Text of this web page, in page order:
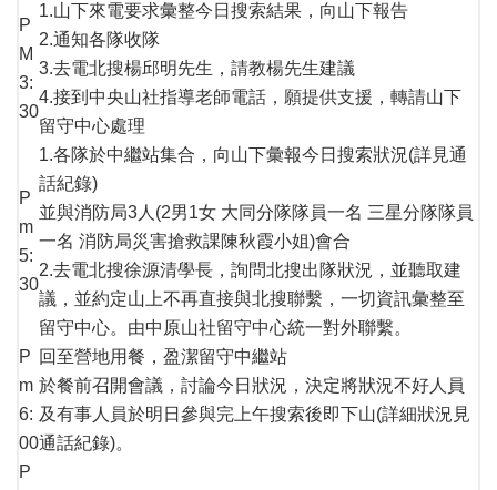
P
M
3:
30
1.山下來電要求彙整今日搜索結果，向山下報告
2.通知各隊收隊
3.去電北搜楊邱明先生，請教楊先生建議
4.接到中央山社指導老師電話，願提供支援，轉請山下
留守中心處理
P
m
5:
30
1.各隊於中繼站集合，向山下彙報今日搜索狀況(詳見通
話紀錄)
並與消防局3人(2男1女 大同分隊隊員一名 三星分隊隊員
一名 消防局災害搶救課陳秋霞小姐)會合
2.去電北搜徐源清學長，詢問北搜出隊狀況，並聽取建
議，並約定山上不再直接與北搜聯繫，一切資訊彙整至
留守中心。由中原山社留守中心統一對外聯繫。
P
m
6:
00
回至營地用餐，盈潔留守中繼站
於餐前召開會議，討論今日狀況，決定將狀況不好人員
及有事人員於明日參與完上午搜索後即下山(詳細狀況見
通話紀錄)。
P